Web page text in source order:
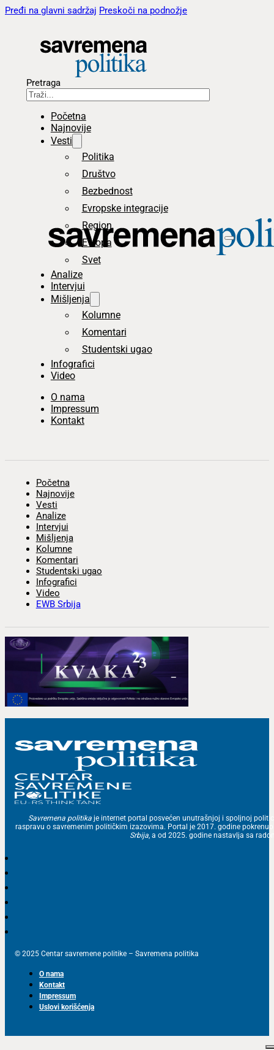
Pređi na glavni sadržaj Preskoči na podnožje
Pretraga
Početna
Najnovije
Vesti
Politika
Društvo
Bezbednost
Evropske integracije
Region
Evropa
Svet
Analize
Intervjui
Mišljenja
Kolumne
Komentari
Studentski ugao
Infografici
Video
O nama
Impressum
Kontakt
Početna
Najnovije
Vesti
Analize
Intervjui
Mišljenja
Kolumne
Komentari
Studentski ugao
Infografici
Video
EWB Srbija
Savremena politika je internet portal posvećen unutrašnjoj i spoljnoj
raspravu o savremenim političkim izazovima. Portal je 2017. godine
Srbija, a od 2025. godine nastavlja sa
© 2025 Centar savremene politike – Savremena politika
O nama
Kontakt
Impressum
Uslovi korišćenja